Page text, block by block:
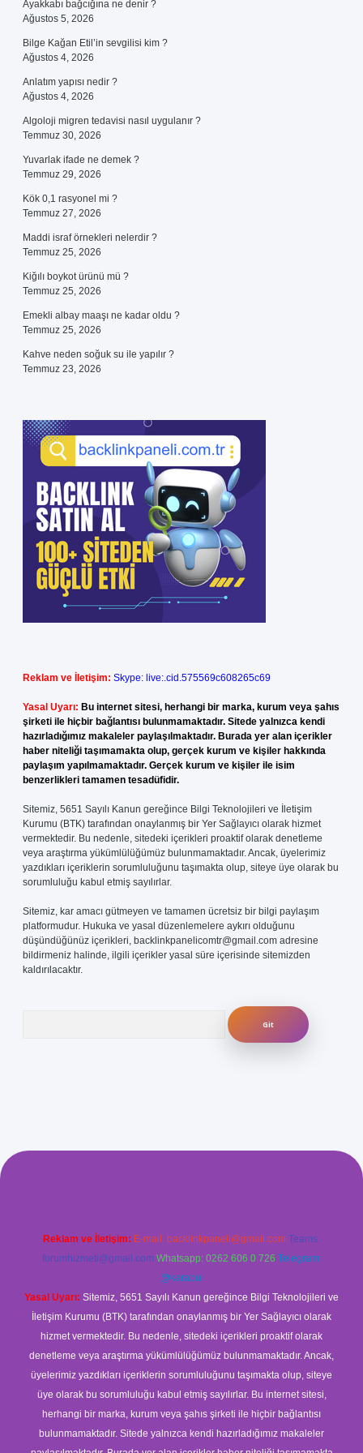
Ayakkabı bağcığına ne denir ?
Ağustos 5, 2026
Bilge Kağan Etil’in sevgilisi kim ?
Ağustos 4, 2026
Anlatım yapısı nedir ?
Ağustos 4, 2026
Algoloji migren tedavisi nasıl uygulanır ?
Temmuz 30, 2026
Yuvarlak ifade ne demek ?
Temmuz 29, 2026
Kök 0,1 rasyonel mi ?
Temmuz 27, 2026
Maddi israf örnekleri nelerdir ?
Temmuz 25, 2026
Kiğılı boykot ürünü mü ?
Temmuz 25, 2026
Emekli albay maaşı ne kadar oldu ?
Temmuz 25, 2026
Kahve neden soğuk su ile yapılır ?
Temmuz 23, 2026
Reklam ve İletişim: Skype: live:.cid.575569c608265c69
Yasal Uyarı: Bu internet sitesi, herhangi bir marka, kurum veya şahıs
şirketi ile hiçbir bağlantısı bulunmamaktadır. Sitede yalnızca kendi
hazırladığımız makaleler paylaşılmaktadır. Burada yer alan içerikler
haber niteliği taşımamakta olup, gerçek kurum ve kişiler hakkında
paylaşım yapılmamaktadır. Gerçek kurum ve kişiler ile isim
benzerlikleri tamamen tesadüfidir.
Sitemiz, 5651 Sayılı Kanun gereğince Bilgi Teknolojileri ve İletişim
Kurumu (BTK) tarafından onaylanmış bir Yer Sağlayıcı olarak hizmet
vermektedir. Bu nedenle, sitedeki içerikleri proaktif olarak denetleme
veya araştırma yükümlülüğümüz bulunmamaktadır. Ancak, üyelerimiz
yazdıkları içeriklerin sorumluluğunu taşımakta olup, siteye üye olarak bu
sorumluluğu kabul etmiş sayılırlar.
Sitemiz, kar amacı gütmeyen ve tamamen ücretsiz bir bilgi paylaşım
platformudur. Hukuka ve yasal düzenlemelere aykırı olduğunu
düşündüğünüz içerikleri, backlinkpanelicomtr@gmail.com adresine
bildirmeniz halinde, ilgili içerikler yasal süre içerisinde sitemizden
kaldırılacaktır.
güvenilir mi
Reklam ve İletişim: E-mail: backlinkpaneli@gmail.com Teams:
forumhizmeti@gmail.com Whatsapp: 0262 606 0 726 Telegram:
@karabul
Yasal Uyarı: Sitemiz, 5651 Sayılı Kanun gereğince Bilgi Teknolojileri ve
İletişim Kurumu (BTK) tarafından onaylanmış bir Yer Sağlayıcı olarak
hizmet vermektedir. Bu nedenle, sitedeki içerikleri proaktif olarak
denetleme veya araştırma yükümlülüğümüz bulunmamaktadır. Ancak,
üyelerimiz yazdıkları içeriklerin sorumluluğunu taşımakta olup, siteye
üye olarak bu sorumluluğu kabul etmiş sayılırlar. Bu internet sitesi,
herhangi bir marka, kurum veya şahıs şirketi ile hiçbir bağlantısı
bulunmamaktadır. Sitede yalnızca kendi hazırladığımız makaleler